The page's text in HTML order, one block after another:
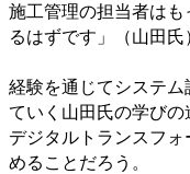
施工管理の担当者は
るはずです」（山田氏
経験を通じてシステ
ていく山田氏の学び
デジタルトランスフ
めることだろう。